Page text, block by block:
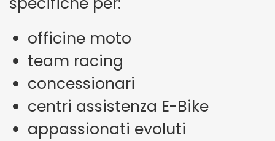
officine moto
team racing
concessionari
centri assistenza E-Bike
appassionati evoluti